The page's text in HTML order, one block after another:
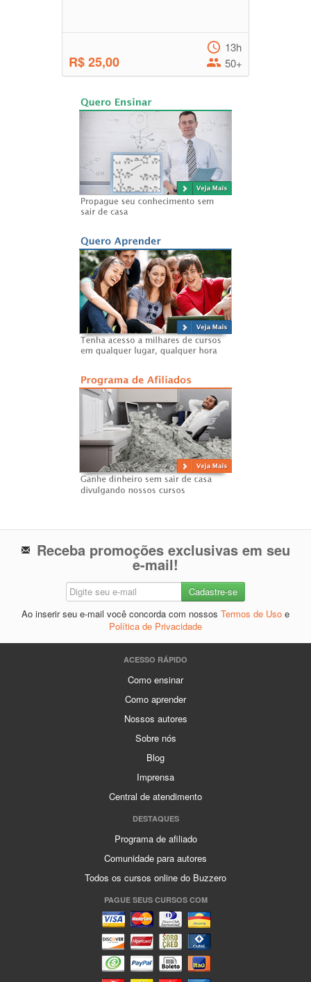
R$ 25,00
13h
50+
Receba promoções exclusivas em seu
e-mail!
Ao inserir seu e-mail você concorda com nossos Termos de Uso e
Política de Privacidade
ACESSO RÁPIDO
Como ensinar
Como aprender
Nossos autores
Sobre nós
Blog
Imprensa
Central de atendimento
DESTAQUES
Programa de afiliado
Comunidade para autores
Todos os cursos online do Buzzero
PAGUE SEUS CURSOS COM